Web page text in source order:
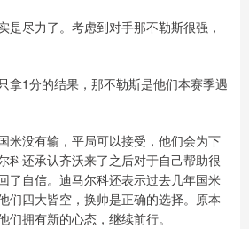
是尽力了。考虑到对手那不勒斯很强，
拿1分的结果，那不勒斯是他们本赛季遇
米没有输，平局可以接受，他们会为下
科还承认齐沃来了之后对于自己帮助很
了自信。迪马尔科还表示过去几年国米
们四大皆空，换帅是正确的选择。原本
们拥有新的心态，继续前行。